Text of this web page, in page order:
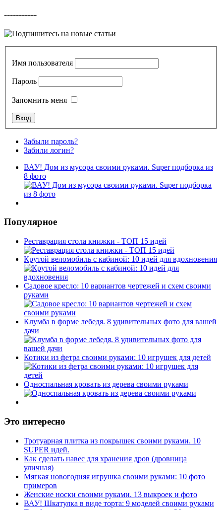
-----------
Имя пользователя
Пароль
Запомнить меня
Забыли пароль?
Забили логин?
ВАУ! Дом из мусора своими руками. Super подборка из
8 фото
Популярное
Реставрация стола книжки - ТОП 15 идей
Крутой веломобиль с кабиной: 10 идей для вдохновения
Садовое кресло: 10 вариантов чертежей и схем своими
руками
Клумба в форме лебедя. 8 удивительных фото для вашей
дачи
Котики из фетра своими руками: 10 игрушек для детей
Односпальная кровать из дерева своими руками
Это интересно
Тротуарная плитка из покрышек своими руками. 10
SUPER идей.
Как сделать навес для хранения дров (дровница
уличная)
Мягкая новогодняя игрушка своими руками: 10 фото
примеров
Женские носки своими руками. 13 выкроек и фото
ВАУ! Шкатулка в виде торта: 9 моделей своими руками